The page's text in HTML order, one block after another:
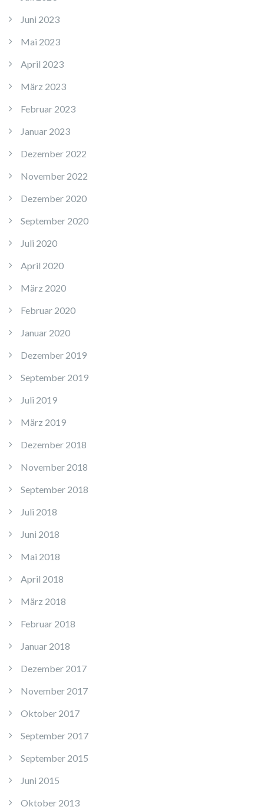
Juni 2023
Mai 2023
April 2023
März 2023
Februar 2023
Januar 2023
Dezember 2022
November 2022
Dezember 2020
September 2020
Juli 2020
April 2020
März 2020
Februar 2020
Januar 2020
Dezember 2019
September 2019
Juli 2019
März 2019
Dezember 2018
November 2018
September 2018
Juli 2018
Juni 2018
Mai 2018
April 2018
März 2018
Februar 2018
Januar 2018
Dezember 2017
November 2017
Oktober 2017
September 2017
September 2015
Juni 2015
Oktober 2013